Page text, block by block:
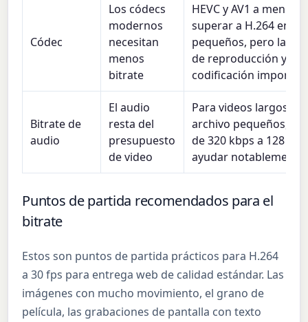
Códec
Los códecs
modernos
necesitan
menos
bitrate
HEVC y AV1 a
superar a H.264 en
pequeños, pero la
de reproducción y el
codificación
Bitrate de
audio
El audio
resta del
presupuesto
de video
Para videos largos
archivo pequeños,
de 320 kbps a 128
ayudar notablemente
Puntos de partida recomendados para el
bitrate
Estos son puntos de partida prácticos para H.264
a 30 fps para entrega web de calidad estándar. Las
imágenes con mucho movimiento, el grano de
película, las grabaciones de pantalla con texto